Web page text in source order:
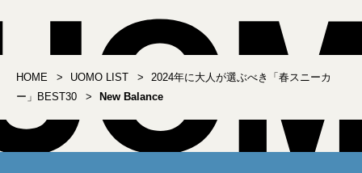
HOME UOMO LIST
2024年に大人が選ぶべき「春スニーカ
ー」BEST30
New Balance